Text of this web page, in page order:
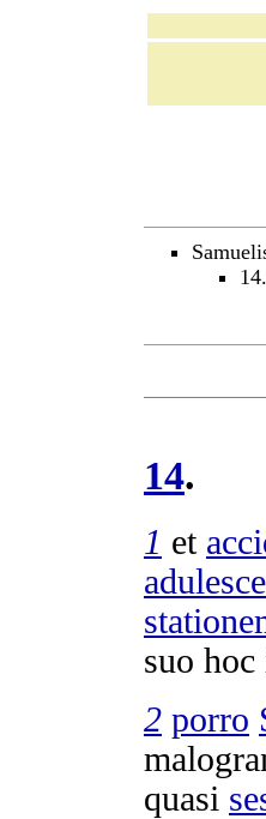
14.
14.
1 et
suo
2 porro
quasi